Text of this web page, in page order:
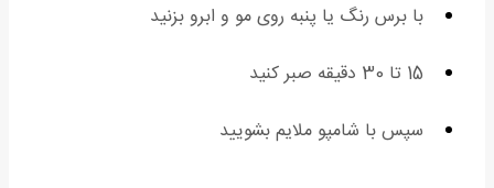
با برس رنگ یا پنبه روی مو و ابرو بزنید
15 تا 30 دقیقه صبر کنید
سپس با شامپو ملایم بشویید